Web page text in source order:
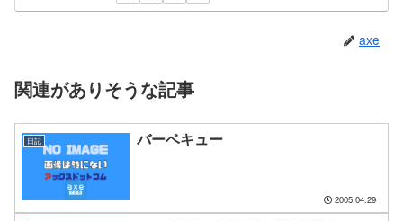
axe
関連がありそうな記事
日記 バーベキュー
2005.04.29